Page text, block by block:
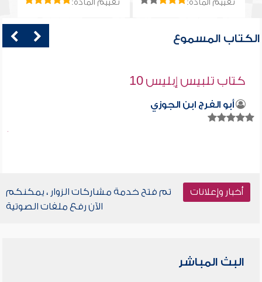
تقييم المادة: تقييم المادة:
الكتاب المسموع
كتاب تلبيس إبليس 10
أبو الفرج ابن الجوزي
أخبار وإعلانات
تم فتح خدمة مشاركات الزوار ، يمكنكم
الآن رفع ملفات الصوتية
البث المباشر